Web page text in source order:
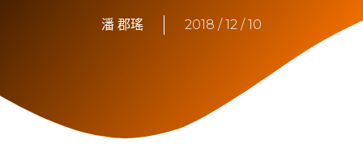
潘 郡瑤 2018 / 12 / 10